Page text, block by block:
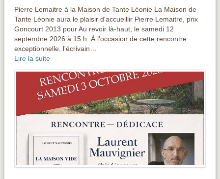
Pierre Lemaitre à la Maison de Tante Léonie La Maison de
Tante Léonie aura le plaisir d'accueillir Pierre Lemaitre, prix
Goncourt 2013 pour Au revoir là-haut, le samedi 12
septembre 2026 à 15 h. À l'occasion de cette rencontre
exceptionnelle, l'écrivain…
Lire la suite